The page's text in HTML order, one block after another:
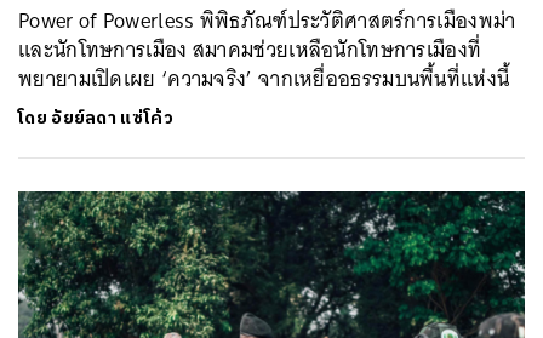
Power of Powerless พิพิธภัณฑ์ประวัติศาสตร์การเมืองพม่า
และนักโทษการเมือง สมาคมช่วยเหลือนักโทษการเมืองที่
พยายามเปิดเผย ‘ความจริง’ จากเหยื่ออธรรมบนพื้นที่แห่งนี้
โดย อัยย์ลดา แซ่โค้ว